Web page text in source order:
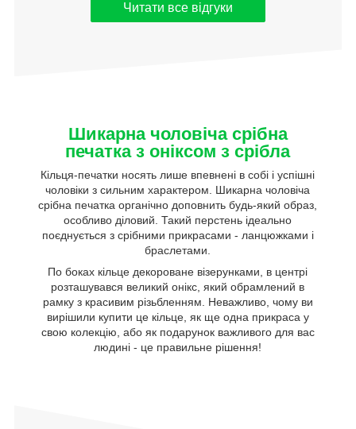
Читати все відгуки
Шикарна чоловіча срібна
печатка з оніксом з срібла
Кільця-печатки носять лише впевнені в собі і успішні
чоловіки з сильним характером. Шикарна чоловіча
срібна печатка органічно доповнить будь-який образ,
особливо діловий. Такий перстень ідеально
поєднується з срібними прикрасами - ланцюжками і
браслетами.
По боках кільце декороване візерунками, в центрі
розташувався великий онікс, який обрамлений в
рамку з красивим різьбленням. Неважливо, чому ви
вирішили купити це кільце, як ще одна прикраса у
свою колекцію, або як подарунок важливого для вас
людині - це правильне рішення!